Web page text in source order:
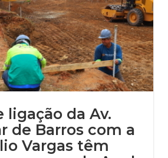
ligação da Av.
de Barros com a
Vargas têm